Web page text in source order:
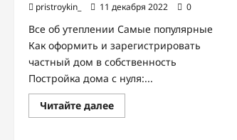
pristroykin_ 11 декабря 2022 0
Все об утеплении Самые популярные
Как оформить и зарегистрировать
частный дом в собственность
Постройка дома с нуля:...
Читайте далееПрочитать
больше